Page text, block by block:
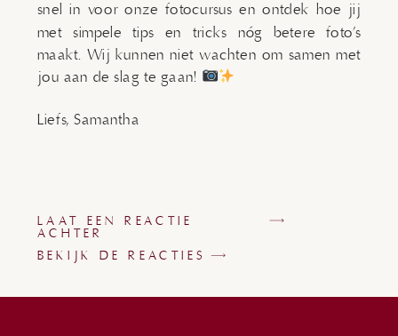
BEKIJK DE REACTIES
LAAT EEN REACTIE
ACHTER
snel in voor onze fotocursus en ontdek hoe jij
met simpele tips en tricks nóg betere foto’s
maakt. Wij kunnen niet wachten om samen met
jou aan de slag te gaan!
Liefs, Samantha